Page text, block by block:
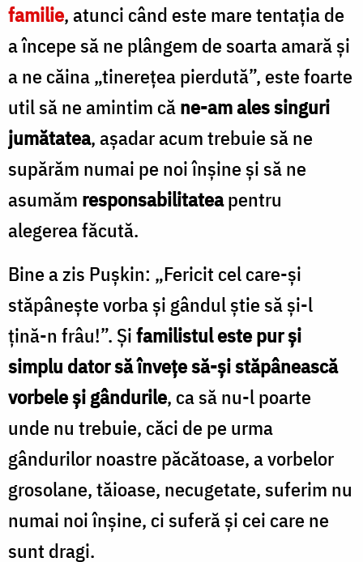
familie, atunci când este mare tentaţia de
a începe să ne plângem de soarta amară şi
a ne căina „tinereţea pierdută”, este foarte
util să ne amintim căne-am ales singuri
jumătatea, aşadar acum trebuie să ne
supărăm numai pe noi înşine şi să ne
asumăm responsabilitateapentru
alegerea făcută.
Bine a zis Puşkin: „Fericit cel care-şi
stăpâneşte vorba şi gândul ştie să şi-l
ţină-n frâu!”. Şifamilistul este pur şi
simplu dator să înveţe să-şi stăpânească
vorbele şi gândurile, ca să nu-l poarte
unde nu trebuie, căci de pe urma
gândurilor noastre păcătoase, a vorbelor
grosolane, tăioase, necugetate, suferim nu
numai noi înşine, ci suferă şi cei care ne
sunt dragi.